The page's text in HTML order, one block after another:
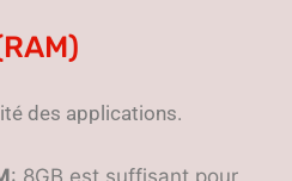
des applications.
: 8GB est suffisant pour